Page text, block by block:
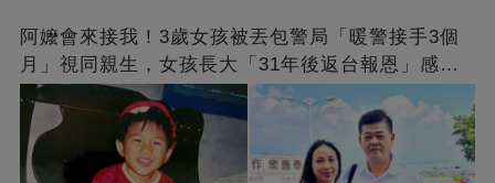
阿嬤會來接我！3歲女孩被丟包警局「暖警接手3個
月」視同親生，女孩長大「31年後返台報恩」感動
全網